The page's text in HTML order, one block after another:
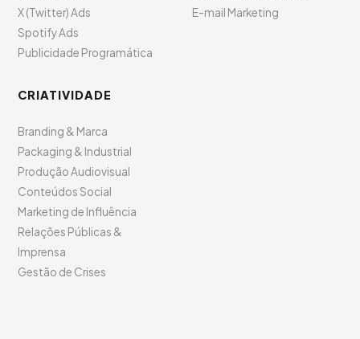
X (Twitter) Ads
Spotify Ads
Publicidade Programática
E-mail Marketing
CRIATIVIDADE
Branding & Marca
Packaging & Industrial
Produção Audiovisual
Conteúdos Social
Marketing de Influência
Relações Públicas &
Imprensa
Gestão de Crises